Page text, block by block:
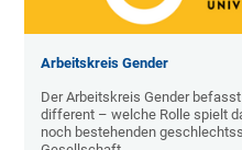
Arbeitskreis Gender
Der Arbeitskreis Gender
different – welche Rolle spielt
noch bestehenden